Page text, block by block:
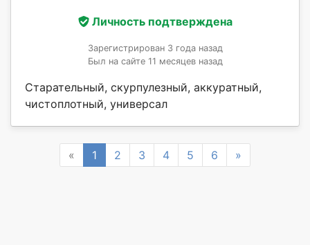
Личность подтверждена
Зарегистрирован 3 года назад
Был на сайте 11 месяцев назад
Старательный, скурпулезный, аккуратный,
чистоплотный, универсал
« Previous
1 2 3 4 5 6 »